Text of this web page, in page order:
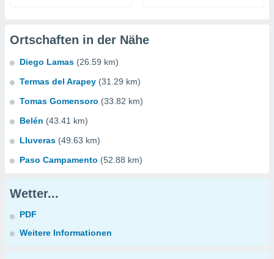
Ortschaften in der Nähe
Diego Lamas (26.59 km)
Termas del Arapey (31.29 km)
Tomas Gomensoro (33.82 km)
Belén (43.41 km)
Lluveras (49.63 km)
Paso Campamento (52.88 km)
Wetter...
PDF
Weitere Informationen